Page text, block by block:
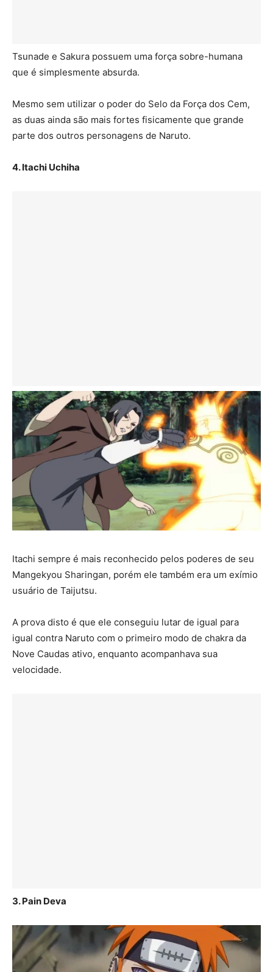
Tsunade e Sakura possuem uma força sobre-humana
que é simplesmente absurda.
Mesmo sem utilizar o poder do Selo da Força dos Cem,
as duas ainda são mais fortes fisicamente que grande
parte dos outros personagens de Naruto.
4. Itachi Uchiha
Itachi sempre é mais reconhecido pelos poderes de seu
Mangekyou Sharingan, porém ele também era um exímio
usuário de Taijutsu.
A prova disto é que ele conseguiu lutar de igual para
igual contra Naruto com o primeiro modo de chakra da
Nove Caudas ativo, enquanto acompanhava sua
velocidade.
3. Pain Deva